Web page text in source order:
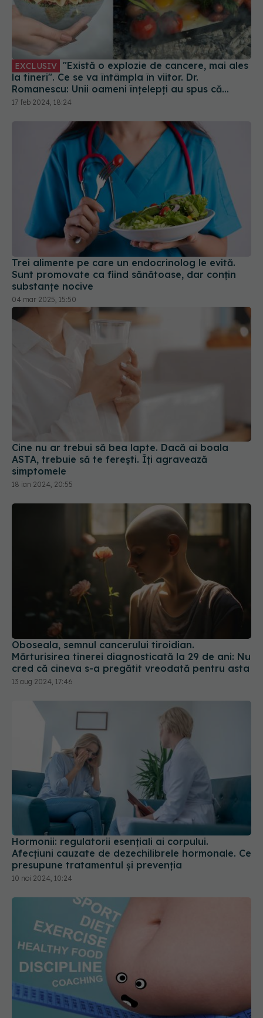
EXCLUSIV
la tineri". Ce se va întâmpla în viitor. Dr.
Romanescu: Unii oameni înțelepți au spus că...
17 feb 2024, 18:24
Trei alimente pe care un endocrinolog le evită.
Sunt promovate ca fiind sănătoase, dar conțin
substanțe nocive
04 mar 2025, 15:50
Cine nu ar trebui să bea lapte. Dacă ai boala
ASTA, trebuie să te ferești. Îți agravează
simptomele
18 ian 2024, 20:55
Oboseala, semnul cancerului tiroidian.
Mărturisirea tinerei diagnosticată la 29 de ani: Nu
cred că cineva s-a pregătit vreodată pentru asta
13 aug 2024, 17:46
Hormonii: regulatorii esențiali ai corpului.
Afecțiuni cauzate de dezechilibrele hormonale. Ce
presupune tratamentul și prevenția
10 noi 2024, 10:24